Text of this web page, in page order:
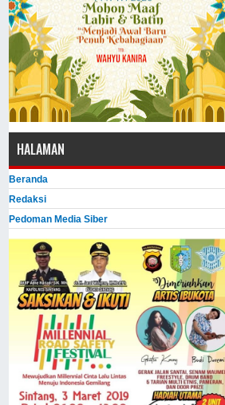
HALAMAN
Beranda
Redaksi
Pedoman Media Siber